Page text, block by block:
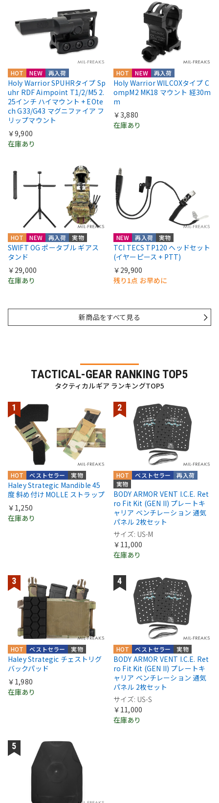
HOT NEW 再入荷
Holy Warrior SPUHRタイプ Sp
uhr RDF Aimpoint T1/2/M5 2.
25インチ ハイマウント + EOte
ch G33/G43 マグニファイア フ
リップマウント
￥9,900
在庫あり
HOT NEW 再入荷
Holy Warrior WILCOXタイプ C
ompM2 MK18 マウント 経30m
m
￥3,880
在庫あり
HOT NEW 再入荷 実物
SWIFT OG ポータブル ギアス
タンド
￥29,000
在庫あり
NEW 再入荷 実物
TCI TECS TP120 ヘッドセット
(イヤーピース + PTT)
￥29,900
残り1点 お早めに
新商品をすべて見る
TACTICAL-GEAR RANKING TOP5
タクティカルギア ランキングTOP5
実物
ベストセラー
HOT
Haley Strategic Mandible 45
度 斜め付け MOLLE ストラップ
￥1,250
在庫あり
実物
再入荷
ベストセラー
HOT
BODY ARMOR VENT I.C.E. Ret
ro Fit Kit (GEN II) プレートキ
ャリア ベンチレーション 通気
パネル 2枚セット
サイズ: US-M
￥11,000
在庫あり
実物
ベストセラー
HOT
Haley Strategic チェストリグ
バックパッド
￥1,980
在庫あり
実物
ベストセラー
HOT
BODY ARMOR VENT I.C.E. Ret
ro Fit Kit (GEN II) プレートキ
ャリア ベンチレーション 通気
パネル 2枚セット
サイズ: US-S
￥11,000
在庫あり